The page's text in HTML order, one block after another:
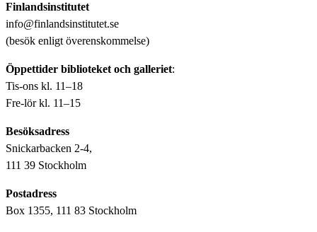
Finlandsinstitutet
info@finlandsinstitutet.se
(besök enligt överenskommelse)
Öppettider biblioteket och galleriet:
Tis-ons kl. 11–18
Fre-lör kl. 11–15
Besöksadress
Snickarbacken 2-4,
111 39 Stockholm
Postadress
Box 1355, 111 83 Stockholm